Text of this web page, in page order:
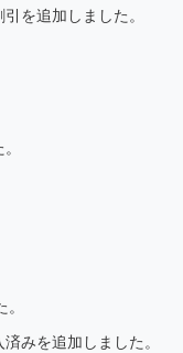
を追加しました。
みを追加しました。